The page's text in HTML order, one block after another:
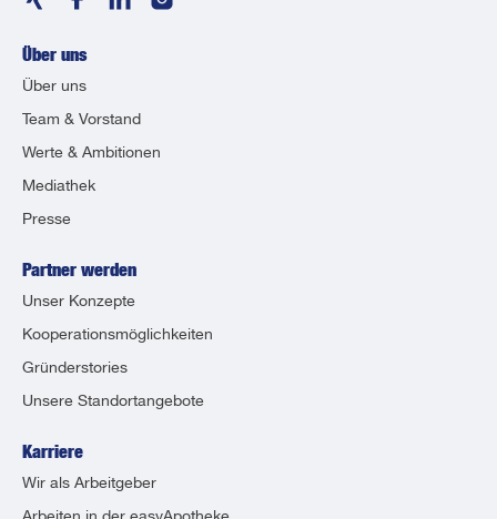
Über uns
Über uns
Team & Vorstand
Werte & Ambitionen
Mediathek
Presse
Partner werden
Unser Konzepte
Kooperationsmöglichkeiten
Gründerstories
Unsere Standortangebote
Karriere
Wir als Arbeitgeber